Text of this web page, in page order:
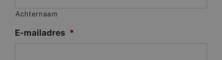
Achternaam
E-mailadres *